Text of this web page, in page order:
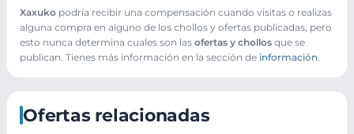
Xaxuko podría recibir una compensación cuando visitas o realizas
alguna compra en alguno de los chollos y ofertas publicadas, pero
esto nunca determina cuales son las ofertas y chollos que se
publican. Tienes más información en la sección de información
Ofertas relacionadas